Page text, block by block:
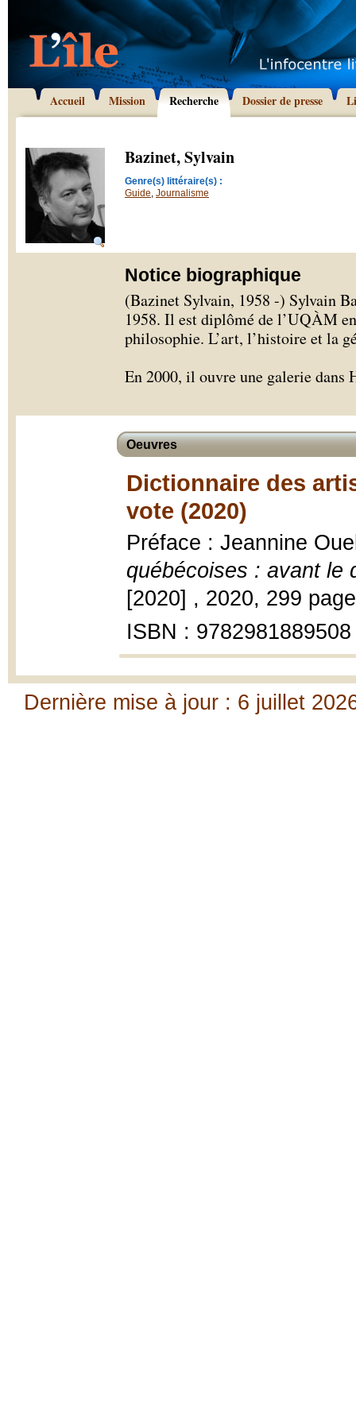
Accueil Mission Recherche Dossier de presse
Bazinet, Sylvain
Genre(s) littéraire(s) :
Guide, Journalisme
Notice biographique
(Bazinet Sylvain, 1958 -) Sylvain
1958. Il est diplômé de l’UQÀM
philosophie. L’art, l’histoire et la
En 2000, il ouvre une galerie dans
Oeuvres
Dictionnaire des
vote (2020)
Préface : Jeannine
québécoises : avant le
[2020] , 2020, 299
ISBN : 9782981889508
Dernière mise à jour : 6 juillet